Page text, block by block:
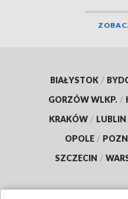
BIAŁYSTOK /
GORZÓW WLKP. /
KRAKÓW / LUBLIN
OPOLE /
SZCZECIN /